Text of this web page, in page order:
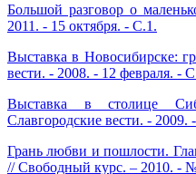
Большой разговор о
2011. - 15 октября. - С.1.
Выставка в Новосибирске:
вести. - 2008. - 12 февраля. -
Выставка в столице
Славгородские вести. - 2009.
Грань любви и пошлости.
// Свободный курс. – 2010. -